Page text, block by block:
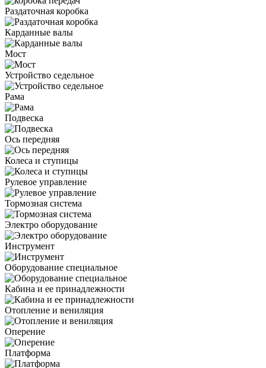
Раздаточная коробка
Карданные валы
Мост
Устройство седельное
Рама
Подвеска
Ось передняя
Колеса и ступицы
Рулевое управление
Тормозная система
Электро оборудование
Инструмент
Оборудование специальное
Кабина и ее принадлежности
Отопление и вениляция
Оперение
Платформа